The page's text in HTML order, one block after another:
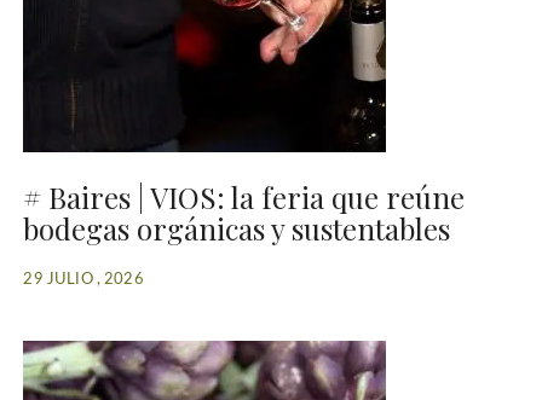
# Baires | VIOS: la feria que reúne
bodegas orgánicas y sustentables
29 JULIO , 2026